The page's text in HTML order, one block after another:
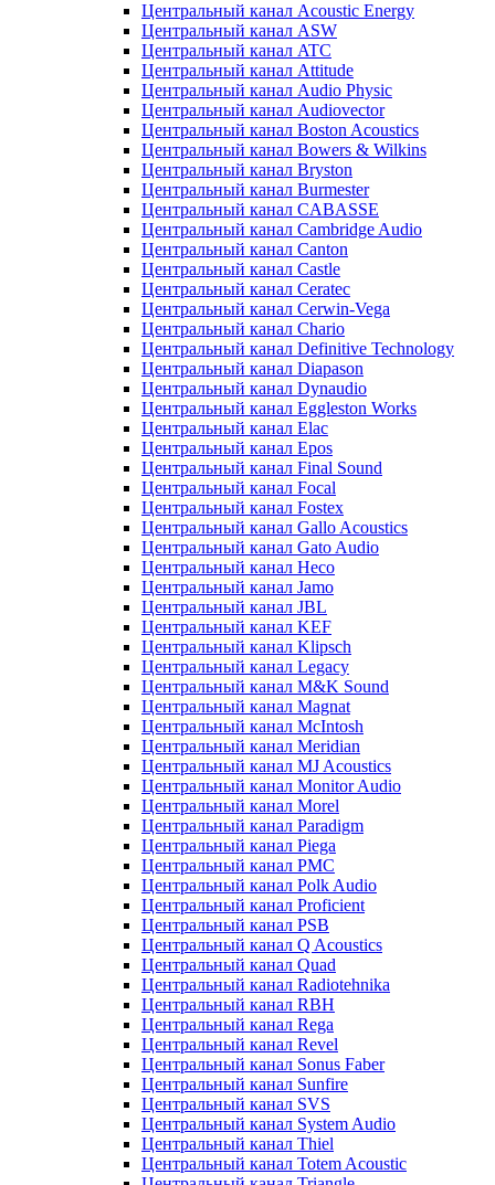
Центральный канал Acoustic Energy
Центральный канал ASW
Центральный канал ATC
Центральный канал Attitude
Центральный канал Audio Physic
Центральный канал Audiovector
Центральный канал Boston Acoustics
Центральный канал Bowers & Wilkins
Центральный канал Bryston
Центральный канал Burmester
Центральный канал CABASSE
Центральный канал Cambridge Audio
Центральный канал Canton
Центральный канал Castle
Центральный канал Ceratec
Центральный канал Cerwin-Vega
Центральный канал Chario
Центральный канал Definitive Technology
Центральный канал Diapason
Центральный канал Dynaudio
Центральный канал Eggleston Works
Центральный канал Elac
Центральный канал Epos
Центральный канал Final Sound
Центральный канал Focal
Центральный канал Fostex
Центральный канал Gallo Acoustics
Центральный канал Gato Audio
Центральный канал Heco
Центральный канал Jamo
Центральный канал JBL
Центральный канал KEF
Центральный канал Klipsch
Центральный канал Legacy
Центральный канал M&K Sound
Центральный канал Magnat
Центральный канал McIntosh
Центральный канал Meridian
Центральный канал MJ Acoustics
Центральный канал Monitor Audio
Центральный канал Morel
Центральный канал Paradigm
Центральный канал Piega
Центральный канал PMC
Центральный канал Polk Audio
Центральный канал Proficient
Центральный канал PSB
Центральный канал Q Acoustics
Центральный канал Quad
Центральный канал Radiotehnika
Центральный канал RBH
Центральный канал Rega
Центральный канал Revel
Центральный канал Sonus Faber
Центральный канал Sunfire
Центральный канал SVS
Центральный канал System Audio
Центральный канал Thiel
Центральный канал Totem Acoustic